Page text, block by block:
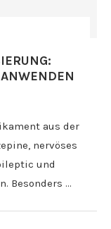
aus der
nervöses
und
Besonders …